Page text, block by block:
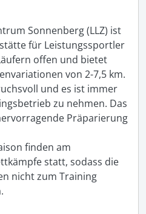
Sonnenberg (LLZ) ist
für Leistungssportler
offen und bietet
von 2-7,5 km.
und es ist immer
zu nehmen. Das
Präparierung
finden am
statt, sodass die
nicht zum Training